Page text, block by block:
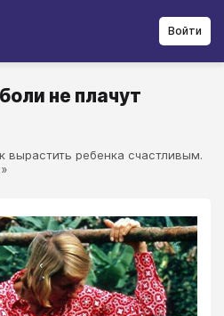
Войти
не плачут
вырастить ребенка счастливым.